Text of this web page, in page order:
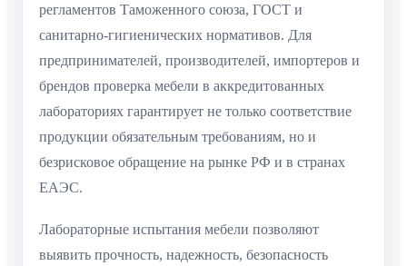
регламентов Таможенного союза, ГОСТ и
санитарно-гигиенических нормативов. Для
предпринимателей, производителей, импортеров и
брендов проверка мебели в аккредитованных
лабораториях гарантирует не только соответствие
продукции обязательным требованиям, но и
безрисковое обращение на рынке РФ и в странах
ЕАЭС.
Лабораторные испытания мебели позволяют
выявить прочность, надежность, безопасность